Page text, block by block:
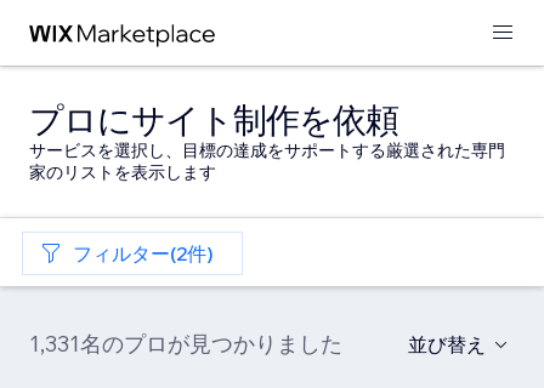
プロにサイト制作を依頼
サービスを選択し、目標の達成をサポートする厳選された専門
家のリストを表示します
フィルター(2件)
1,331名のプロが見つかりました 並び替え